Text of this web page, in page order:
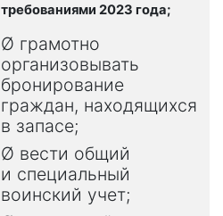
требованиями 2023 года;
Ø грамотно
организовывать
бронирование
граждан, находящихся
в запасе;
Ø вести общий
и специальный
воинский учет;